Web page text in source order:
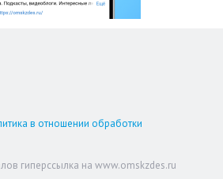
в отношении обработки
гиперссылка на www.omskzdes.ru